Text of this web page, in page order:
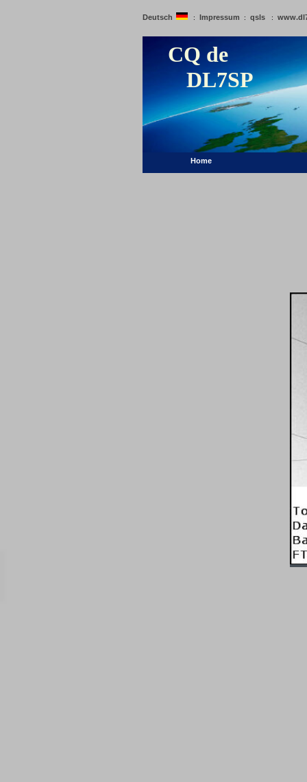
Deutsch : Impressum : qsls :
CQ de
DL7SP
Home